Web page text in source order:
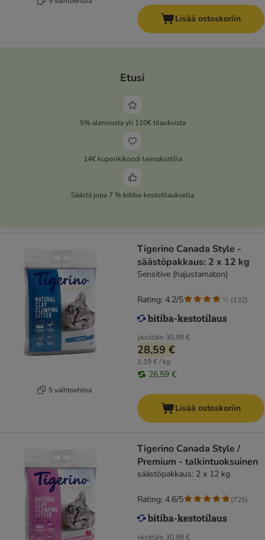
Lisää ostoskoriin
Etusi
5% alennusta yli 110€ tilauksista
14€ kuponkikoodi leimakortilla
Säästä jopa 7 % bitiba-kestotilauksella
5 vaihtoehtoa
Tigerino Canada Style -
säästöpakkaus: 2 x 12 kg
Sensitive (hajustamaton)
yksittäin 30,98 €
28,59 €
1,19 € / kg
26,59 €
Rating: 4.2/5 (132)
Lisää ostoskoriin
Tigerino Canada Style /
Premium - talkintuoksuinen
säästöpakkaus: 2 x 12 kg
yksittäin 30,98 €
Rating: 4.6/5 (725)